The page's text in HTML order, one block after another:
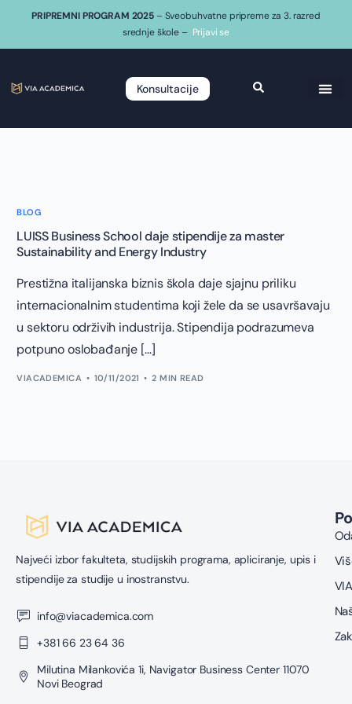
PRIPREMNI PROGRAM 2025 – Sveobuhvatne pripreme za 3. razred
srednje škole – Prijavi se
Konsultacije
BLOG
LUISS Business School daje stipendije za master
Sustainability and Energy Industry
Prestižna italijanska biznis škola daje sjajnu priliku
internacionalnim studentima koji žele da se usavršavaju
u sektoru održivih industrija. Stipendija podrazumeva
potpuno oslobađanje […]
VIACADEMICA 10/11/2021 2 MIN READ
Najveći izbor fakulteta, studijskih programa, apliciranje, upis i
stipendije za studije u inostranstvu.
info@viacademica.com
+381 66 23 64 36
Milutina Milankovića 1i, Navigator Business Center 11070
Novi Beograd